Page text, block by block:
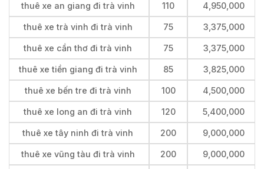
thuê xe an giang đi trà vinh 110 4,950,000
thuê xe trà vinh đi trà vinh 75 3,375,000
thuê xe cần thơ đi trà vinh 75 3,375,000
thuê xe tiền giang đi trà vinh 85 3,825,000
thuê xe bến tre đi trà vinh 100 4,500,000
thuê xe long an đi trà vinh 120 5,400,000
thuê xe tây ninh đi trà vinh 200 9,000,000
thuê xe vũng tàu đi trà vinh 200 9,000,000